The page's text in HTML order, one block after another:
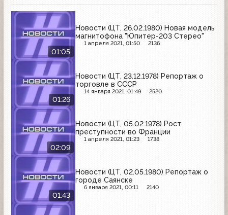
01:05
Новости (ЦТ, 26.02.1980) Новая модель
магнитофона "Юпитер-203 Стерео"
1 апреля 2021, 01:50 2136
01:26
Новости (ЦТ, 23.12.1978) Репортаж о
торговле в СССР
14 января 2021, 01:49 2520
02:09
Новости (ЦТ, 05.02.1978) Рост
преступности во Франции
1 апреля 2021, 01:23 1738
01:43
Новости (ЦТ, 02.05.1980) Репортаж о
городе Саянске
6 января 2021, 00:11 2140